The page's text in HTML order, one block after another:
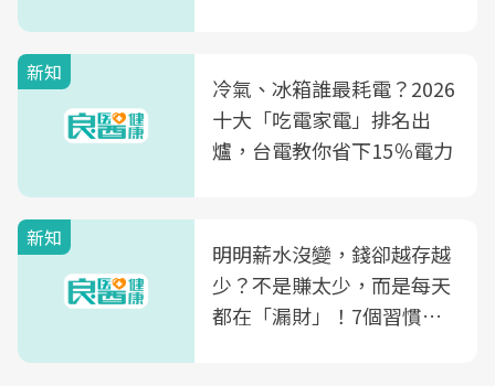
光田醫院建構360度女性健
康照護生態圈
新知
冷氣、冰箱誰最耗電？2026
十大「吃電家電」排名出
爐，台電教你省下15％電力
新知
明明薪水沒變，錢卻越存越
少？不是賺太少，而是每天
都在「漏財」！7個習慣一